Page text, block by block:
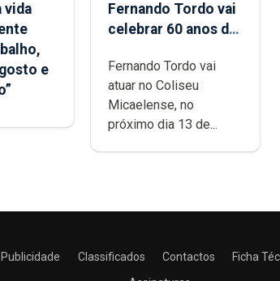
vida
e
Fernando Tordo vai
celebrar 60 anos de
Micaelense
Fernando Tordo vai
atuar no Coliseu
Micaelense, no
próximo dia 13 de...
Publicidade Classificados Contactos Ficha